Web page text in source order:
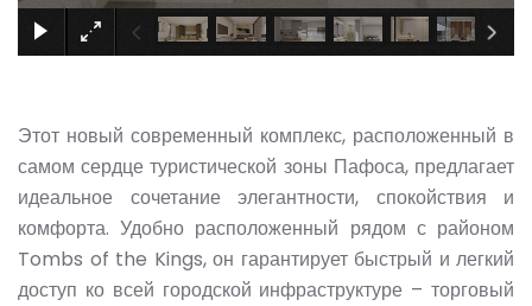
Этот новый современный комплекс, расположенный в
самом сердце туристической зоны Пафоса, предлагает
идеальное сочетание элегантности, спокойствия и
комфорта. Удобно расположенный рядом с районом
Tombs of the Kings, он гарантирует быстрый и легкий
доступ ко всей городской инфраструктуре – торговый